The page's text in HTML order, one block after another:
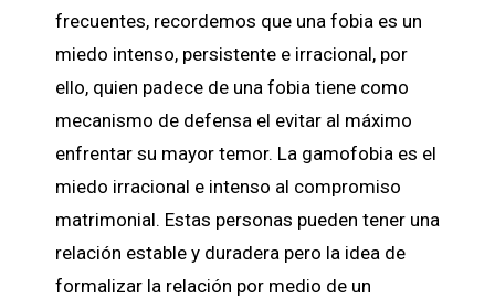
frecuentes, recordemos que una fobia es un
miedo intenso, persistente e irracional, por
ello, quien padece de una fobia tiene como
mecanismo de defensa el evitar al máximo
enfrentar su mayor temor. La gamofobia es el
miedo irracional e intenso al compromiso
matrimonial. Estas personas pueden tener una
relación estable y duradera pero la idea de
formalizar la relación por medio de un